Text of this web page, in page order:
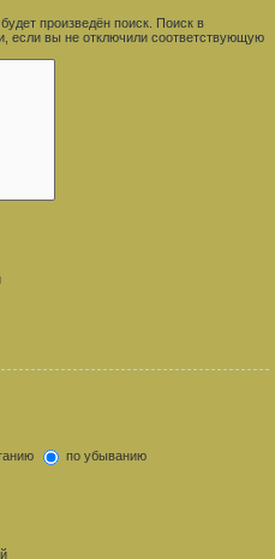
произведён поиск. Поиск в
если вы не отключили соответствующую
по убыванию